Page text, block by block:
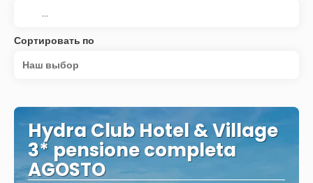
Сортировать по
Наш выбор
Hydra Club Hotel & Village
3* pensione completa
AGOSTO